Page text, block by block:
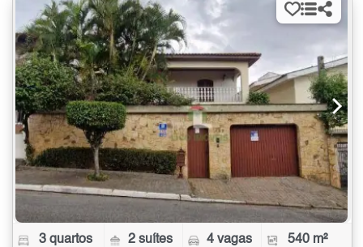
3 quartos 2 suítes 4 vagas 540 m²